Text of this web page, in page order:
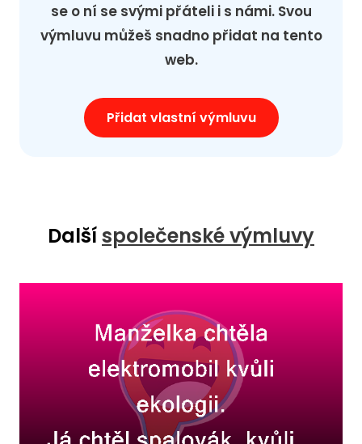
se o ní se svými přáteli i s námi. Svou
výmluvu můžeš snadno přidat na tento
web.
Přidat vlastní výmluvu
Dalšíspolečenské výmluvy